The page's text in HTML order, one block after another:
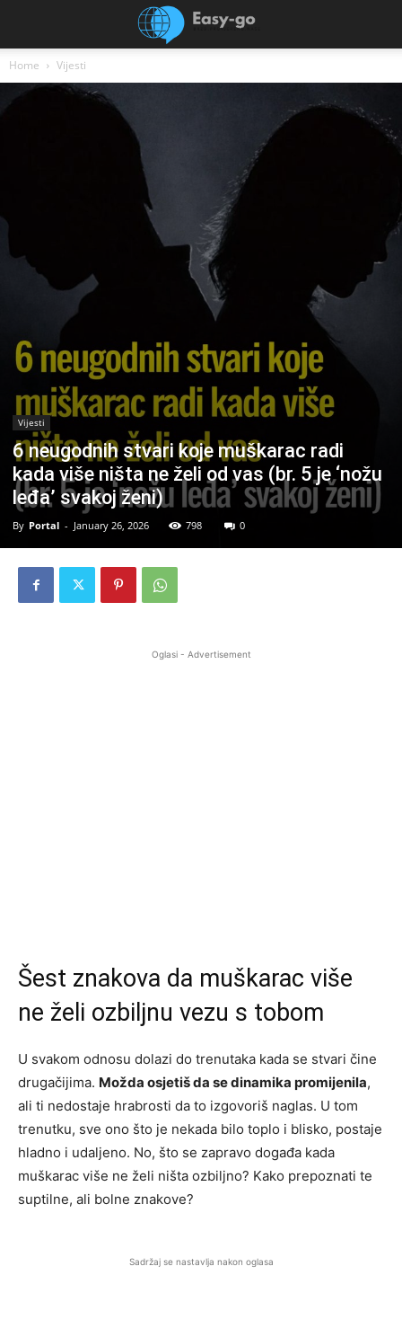
Home Vijesti
Vijesti
6 neugodnih stvari koje muškarac radi
kada više ništa ne želi od vas (br. 5 je ‘nožu
leđa’ svakoj ženi)
By Portal - January 26, 2026 798 0
Oglasi - Advertisement
Šest znakova da muškarac više
ne želi ozbiljnu vezu s tobom
U svakom odnosu dolazi do trenutaka kada se stvari čine
drugačijima. Možda osjetiš da se dinamika promijenila,
ali ti nedostaje hrabrosti da to izgovoriš naglas. U tom
trenutku, sve ono što je nekada bilo toplo i blisko, postaje
hladno i udaljeno. No, što se zapravo događa kada
muškarac više ne želi ništa ozbiljno? Kako prepoznati te
suptilne, ali bolne znakove?
Sadržaj se nastavlja nakon oglasa